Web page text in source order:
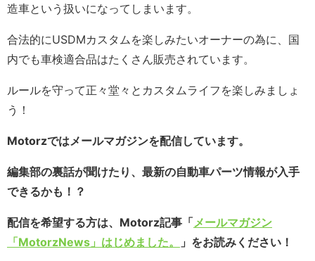
造車という扱いになってしまいます。
合法的にUSDMカスタムを楽しみたいオーナーの為に、国
内でも車検適合品はたくさん販売されています。
ルールを守って正々堂々とカスタムライフを楽しみましょ
う！
Motorzではメールマガジンを配信しています。
編集部の裏話が聞けたり、最新の自動車パーツ情報が入手
できるかも！？
配信を希望する方は、Motorz記事「 メールマガジン
「MotorzNews」はじめました。
」をお読みください！